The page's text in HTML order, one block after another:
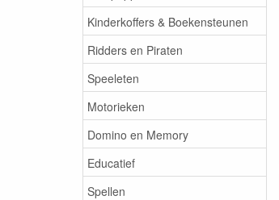
Kinderkoffers & Boekensteunen
Ridders en Piraten
Speeleten
Motorieken
Domino en Memory
Educatief
Spellen